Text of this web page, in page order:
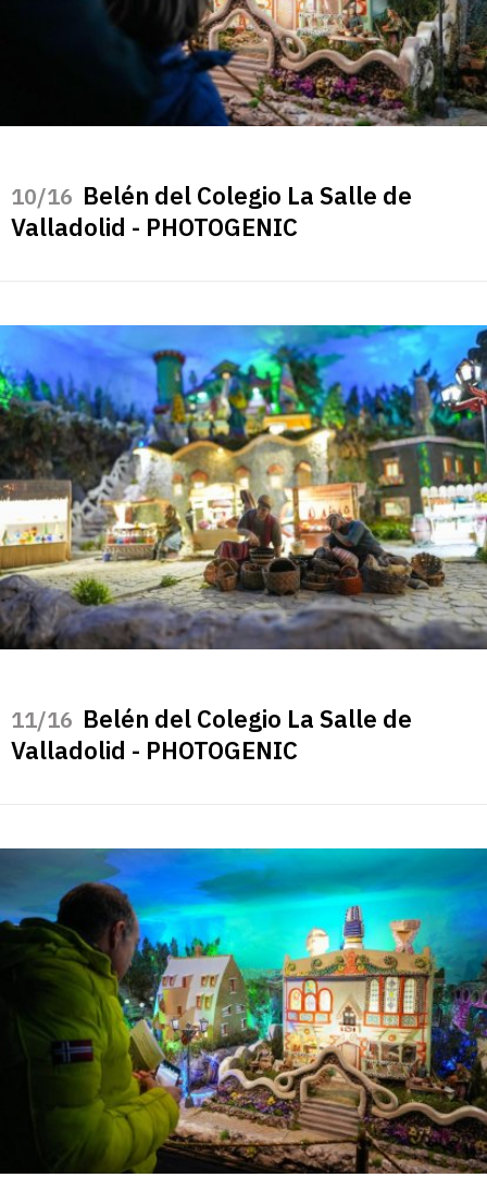
/16 Belén del Colegio La Salle de
Valladolid - PHOTOGENIC
/16 Belén del Colegio La Salle de
Valladolid - PHOTOGENIC